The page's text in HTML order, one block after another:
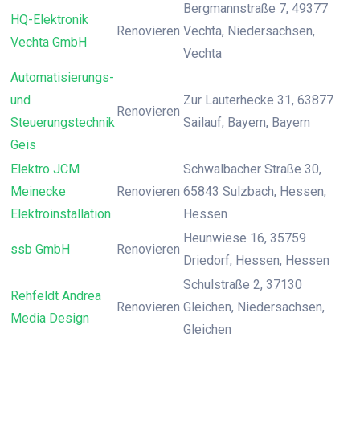
HQ-Elektronik
Vechta GmbH
Renovieren
Bergmannstraße 7, 49377
Vechta, Niedersachsen,
Vechta
Automatisierungs-
und
Steuerungstechnik
Geis
Renovieren
Zur Lauterhecke 31, 63877
Sailauf, Bayern, Bayern
Elektro JCM
Meinecke
Elektroinstallation
Renovieren
Schwalbacher Straße 30,
65843 Sulzbach, Hessen,
Hessen
ssb GmbH Renovieren
Heunwiese 16, 35759
Driedorf, Hessen, Hessen
Rehfeldt Andrea
Media Design
Renovieren
Schulstraße 2, 37130
Gleichen, Niedersachsen,
Gleichen